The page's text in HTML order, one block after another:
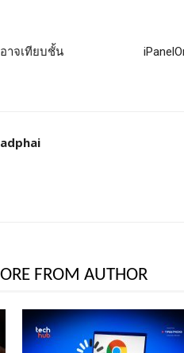
าจเทียบชั้น
FROM AUTHOR